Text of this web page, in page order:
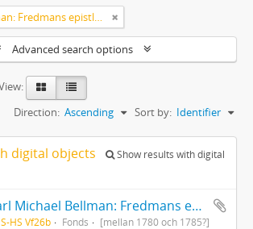
Carl Michael Bellman: Fredmans epistlar och sånger m.fl. Bellman-texter
Advanced search options
Sort by: Identifier
Direction: Ascending
digital objects
Show results with digital
Carl Michael Bellman: Fredmans epistlar och sånger m.fl. Bellman-texter
HS Vf26b Fonds [mellan 1780 och 1785?]